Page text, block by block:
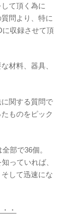
て頂く為に
問より、特に
に収録させて頂
材料、器具、
関する質問で
ものをピック
部で36個。
っていれば、
して迅速にな
・